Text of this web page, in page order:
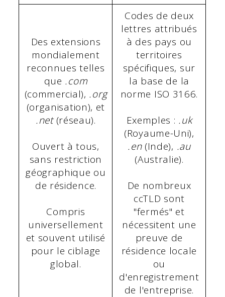
Des extensions
mondialement
reconnues telles
que .com
(commercial), .org
(organisation), et
.net(réseau).
Ouvert à tous,
sans restriction
géographique ou
de résidence.
Compris
universellement
et souvent utilisé
pour le ciblage
global.
Codes de deux
lettres attribués
à des pays ou
territoires
spécifiques, sur
la base de la
norme ISO 3166.
Exemples : .uk
(Royaume-Uni),
.en(Inde), .au
(Australie).
De nombreux
ccTLD sont
"fermés" et
nécessitent une
preuve de
résidence locale
ou
d'enregistrement
de l'entreprise.